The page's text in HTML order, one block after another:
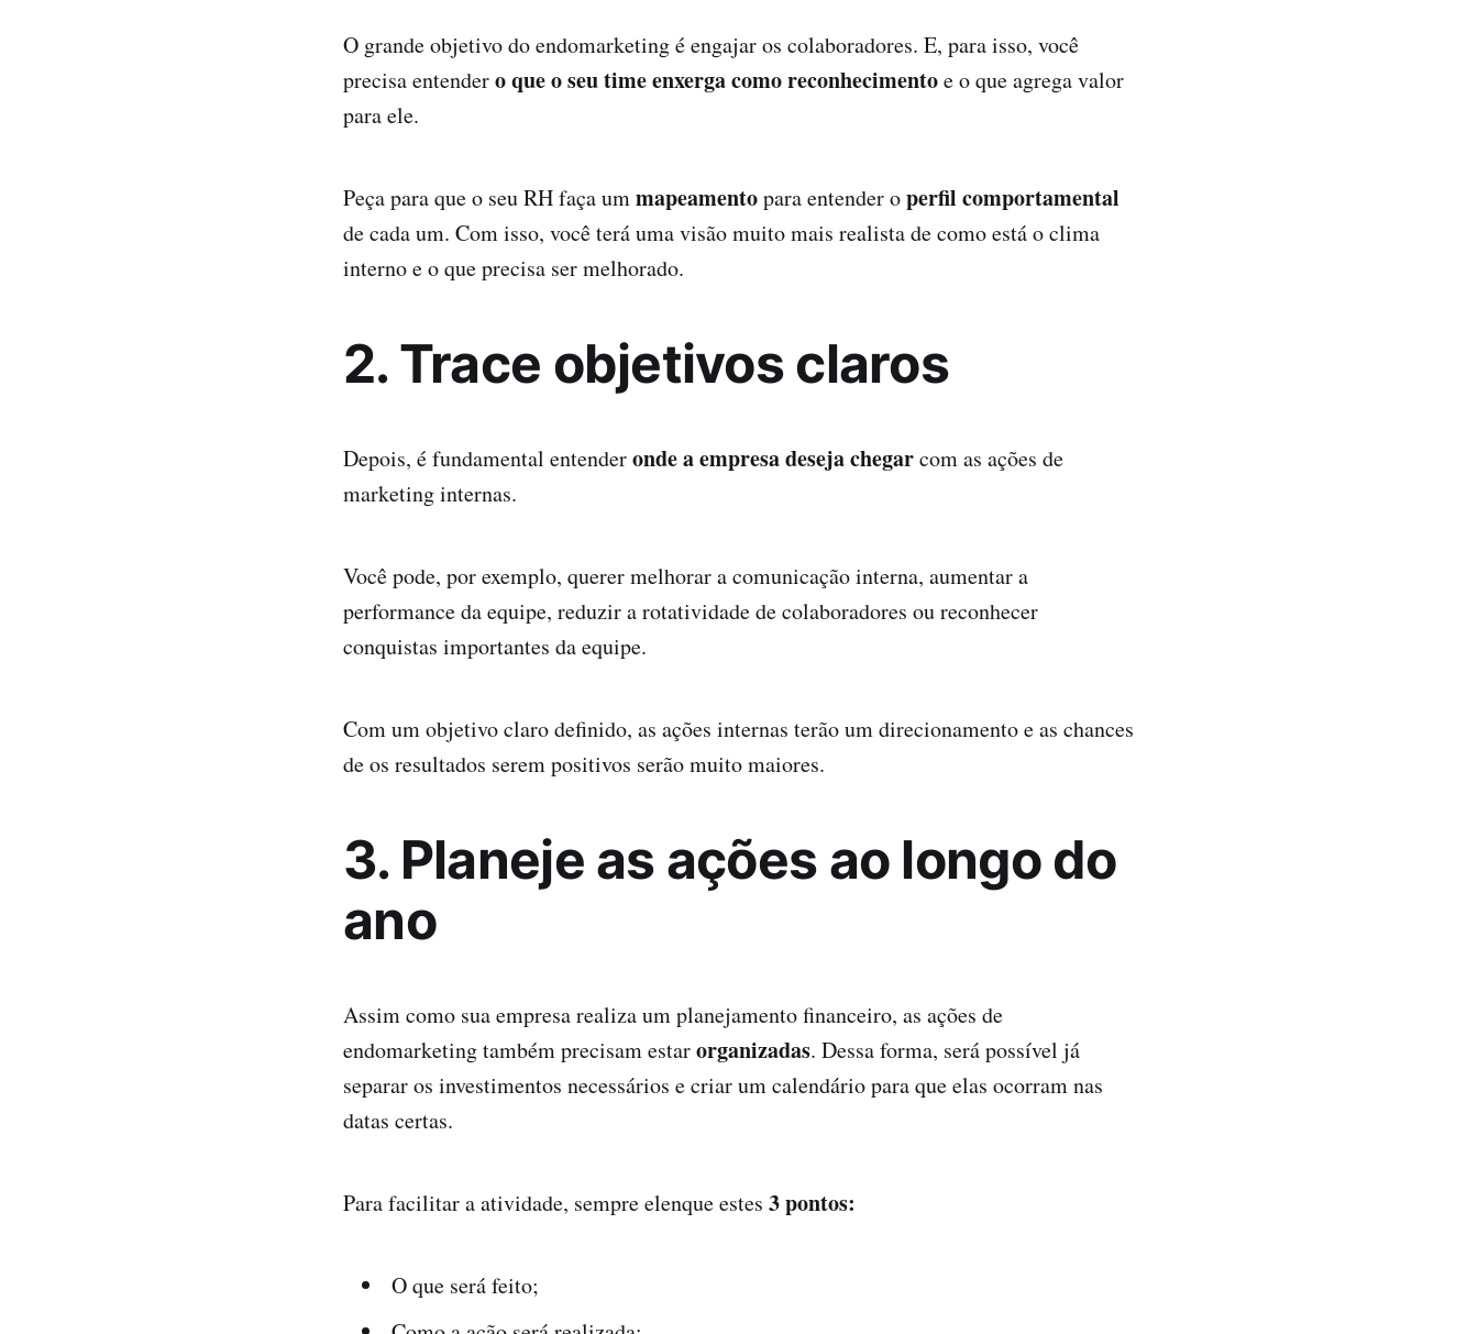
O grande objetivo do endomarketing é engajar os colaboradores. E, para isso, você
precisa entendero que o seu time enxerga como reconhecimentoe o que agrega valor
para ele.
Peça para que o seu RH faça ummapeamentopara entender operfil comportamental
de cada um. Com isso, você terá uma visão muito mais realista de como está o clima
interno e o que precisa ser melhorado.
2. Trace objetivos claros
Depois, é fundamental entenderonde a empresa deseja chegarcom as ações de
marketing internas.
Você pode, por exemplo, querer melhorar a comunicação interna, aumentar a
performance da equipe, reduzir a rotatividade de colaboradores ou reconhecer
conquistas importantes da equipe.
Com um objetivo claro definido, as ações internas terão um direcionamento e as chances
de os resultados serem positivos serão muito maiores.
3. Planeje as ações ao longo do
ano
Assim como sua empresa realiza um planejamento financeiro, as ações de
endomarketing também precisam estarorganizadas. Dessa forma, será possível já
separar os investimentos necessários e criar um calendário para que elas ocorram nas
datas certas.
Para facilitar a atividade, sempre elenque estes 3 pontos:
O que será feito;